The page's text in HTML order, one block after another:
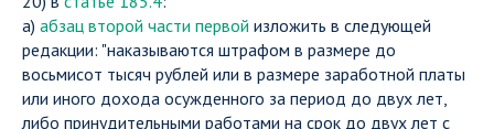
а) абзац второй части первой изложить в следующей
редакции: "наказываются штрафом в размере до
восьмисот тысяч рублей или в размере заработной платы
или иного дохода осужденного за период до двух лет,
либо принудительными работами на срок до двух лет с